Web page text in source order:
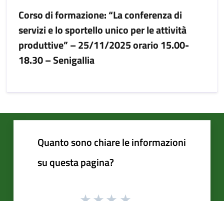
Corso di formazione: “La conferenza di
servizi e lo sportello unico per le attività
produttive” – 25/11/2025 orario 15.00-
18.30 – Senigallia
Quanto sono chiare le informazioni
su questa pagina?